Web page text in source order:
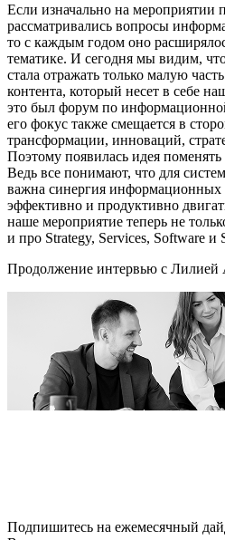
Если изначально на мероприятии
рассматривались вопросы
то с каждым годом оно
тематике. И сегодня мы видим,
стала отражать только малую
контента, который несет в себе
это был форум по
его фокус также смещается в
трансформации, инноваций,
Поэтому появилась идея
Ведь все понимают, что для
важна синергия информационных
эффективно и продуктивно
наше мероприятие теперь не
и про Strategy, Services, Software и
Продолжение интервью с Лилией
Подпишитесь на ежемесячный